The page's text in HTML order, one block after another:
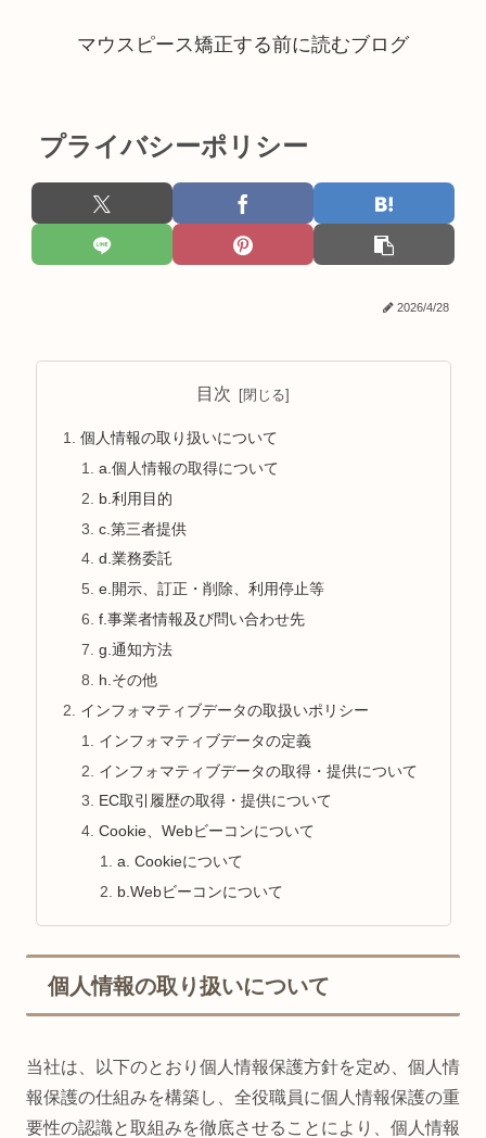
マウスピース矯正する前に読むブログ
プライバシーポリシー
2026/4/28
目次
個人情報の取り扱いについて
a.個人情報の取得について
b.利用目的
c.第三者提供
d.業務委託
e.開示、訂正・削除、利用停止等
f.事業者情報及び問い合わせ先
g.通知方法
h.その他
インフォマティブデータの取扱いポリシー
インフォマティブデータの定義
インフォマティブデータの取得・提供について
EC取引履歴の取得・提供について
Cookie、Webビーコンについて
a. Cookieについて
b.Webビーコンについて
個人情報の取り扱いについて
当社は、以下のとおり個人情報保護方針を定め、個人情
報保護の仕組みを構築し、全役職員に個人情報保護の重
要性の認識と取組みを徹底させることにより、個人情報